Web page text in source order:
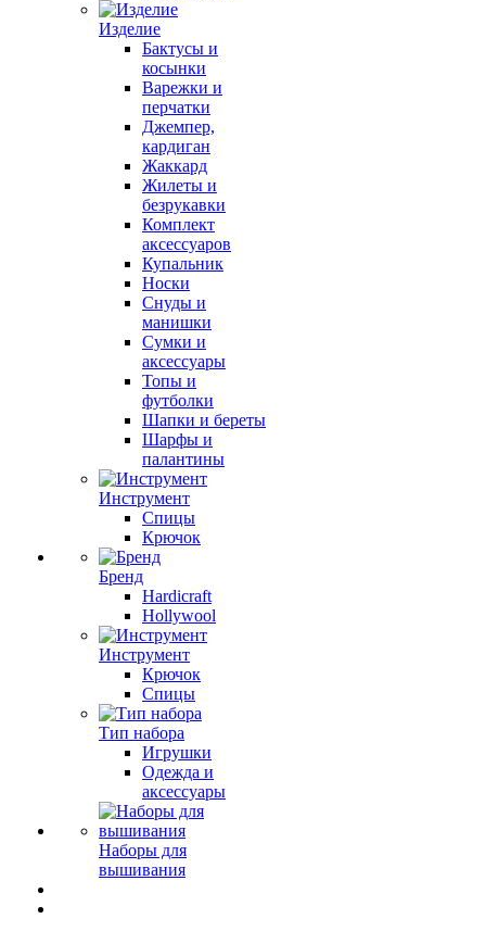
Изделие
Бактусы и
косынки
Варежки и
перчатки
Джемпер,
кардиган
Жаккард
Жилеты и
безрукавки
Комплект
аксессуаров
Купальник
Носки
Снуды и
манишки
Сумки и
аксессуары
Топы и
футболки
Шапки и береты
Шарфы и
палантины
Инструмент
Спицы
Крючок
Бренд
Hardicraft
Hollywool
Инструмент
Крючок
Спицы
Тип набора
Игрушки
Одежда и
аксессуары
Наборы для
вышивания